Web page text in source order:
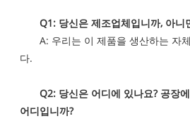
Q1: 당신은 제조업체입니까, 아니
A: 우리는 이 제품을 생산하는 자
다.
Q2: 당신은 어디에 있나요? 공장
어디입니까?